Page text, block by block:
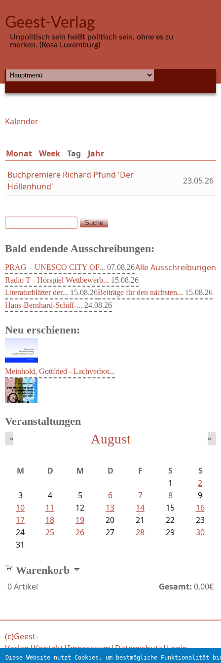
Geest-Verlag
Unpolitisch sein heißt politisch sein, ohne es zu
merken. (Rosa Luxemburg)
HAUPTMENÜ
Sie sind hier
Kalender
Monat Week Tag (aktiver Reiter)
Jahr
Buchpremiere Richard Pfund 'Der
Höllenhund'
23.05.26
Suchformular
Suche
Bald endende Ausschreibungen:
PRAG – UNESCO CITY OF... 07.08.26
Radio T - Hörspiel Wettbewerb... 15.08.26
Literaturblätter der... 15.08.26Beiträge für den nächsten... 15.08.26
Hans-Bernhard-Schiff-... 24.08.26
Alle Ausschreibungen
Neu erschienen:
Meinhold, Gottfried - Lachverbot...
Veranstaltungen
August
« »
M D M D F S
S
1
2
3
4 5 6 7 8
9
10
11 12 13 14 15
16
17
18 19 20 21 22
23
24
25 26 27 28 29
30
31
Warenkorb
0Artikel Gesamt: 0,00€
(c)Geest-
Verlag|Kontakt|Impressum|Datenschutz|Login
Diese Website nutzt Cookies, um bestmögliche Funktionalität